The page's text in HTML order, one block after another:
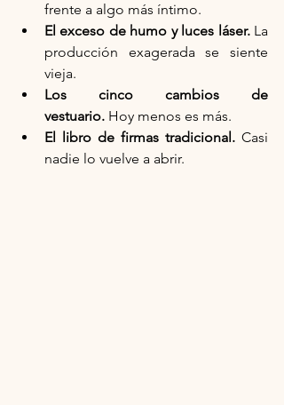
frente a algo más íntimo.
El exceso de humo y luces láser. La
producción exagerada se siente
vieja.
Los cinco cambios de
vestuario. Hoy menos es más.
El libro de firmas tradicional. Casi
nadie lo vuelve a abrir.